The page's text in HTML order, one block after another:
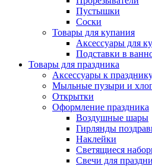
Пустышки
Соски
Товары для купания
Аксессуары для
Подставки в
Товары для праздника
Аксессуары к
Мыльные пузыри и
Открытки
Оформление праздника
Воздушные шары
Гирлянды
Наклейки
Светящиеся
Свечи для